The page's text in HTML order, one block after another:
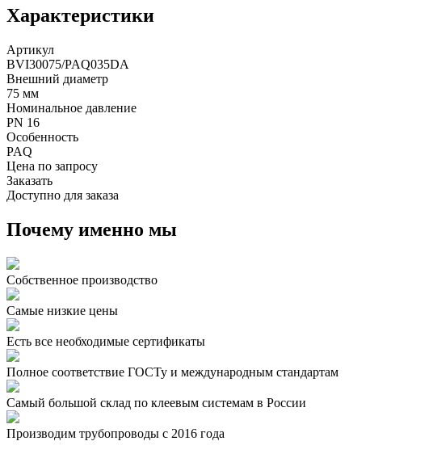
Характеристики
Артикул
BVI30075/PAQ035DA
Внешний диаметр
75 мм
Номинальное давление
PN 16
Особенность
PAQ
Цена по запросу
Заказать
Доступно для заказа
Почему именно мы
Собственное производство
Самые низкие цены
Есть все необходимые сертификаты
Полное соответствие ГОСТу и международным стандартам
Самый большой склад по клеевым системам в России
Производим трубопроводы с 2016 года